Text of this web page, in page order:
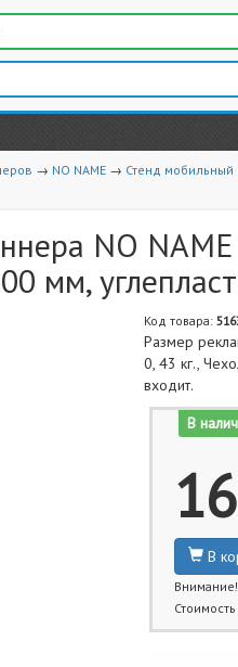
→ NO NAME → Стенд мобильный
NO
мм,
Код товара:
Размер
0, 43 кг.,
входит.
В
В
Внимание!